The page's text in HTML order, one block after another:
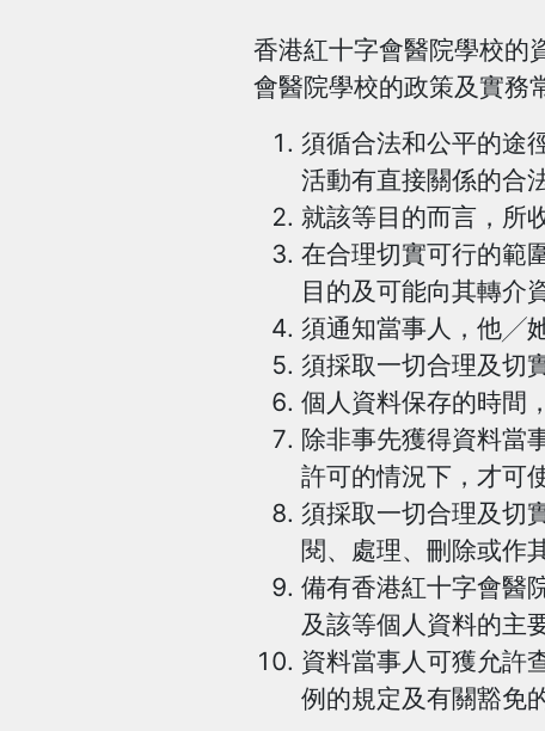
香港紅十字會醫院學校的
會醫院學校的政策及實務
須循合法和公平的途
活動有直接關係的合
就該等目的而言，所
在合理切實可行的範
目的及可能向其轉介
須通知當事人，他╱
須採取一切合理及切
個人資料保存的時間
除非事先獲得資料當
許可的情況下，才可
須採取一切合理及切
閱、處理、刪除或作
備有香港紅十字會醫
及該等個人資料的主
資料當事人可獲允許
例的規定及有關豁免